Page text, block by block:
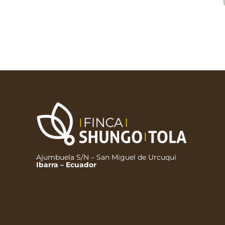
Ajumbuela S/N – San Miguel de Urcuquí
Ibarra – Ecuador